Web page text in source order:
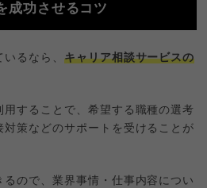
成功させるコツ
るなら、 キャリア相談サービスの
することで、希望する職種の選考
策などのサポートを受けることが
ので、業界事情・仕事内容につい